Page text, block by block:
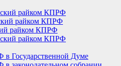
райком КПРФ
райком КПРФ
райком КПРФ
райком КПРФ
Государственной Думе